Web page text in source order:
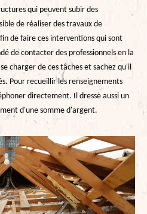
qui peuvent subir des
de réaliser des travaux de
de faire ces interventions qui sont
de contacter des professionnels en la
charger de ces tâches et sachez qu'il
Pour recueillir les renseignements
directement. Il dresse aussi un
d'une somme d'argent.